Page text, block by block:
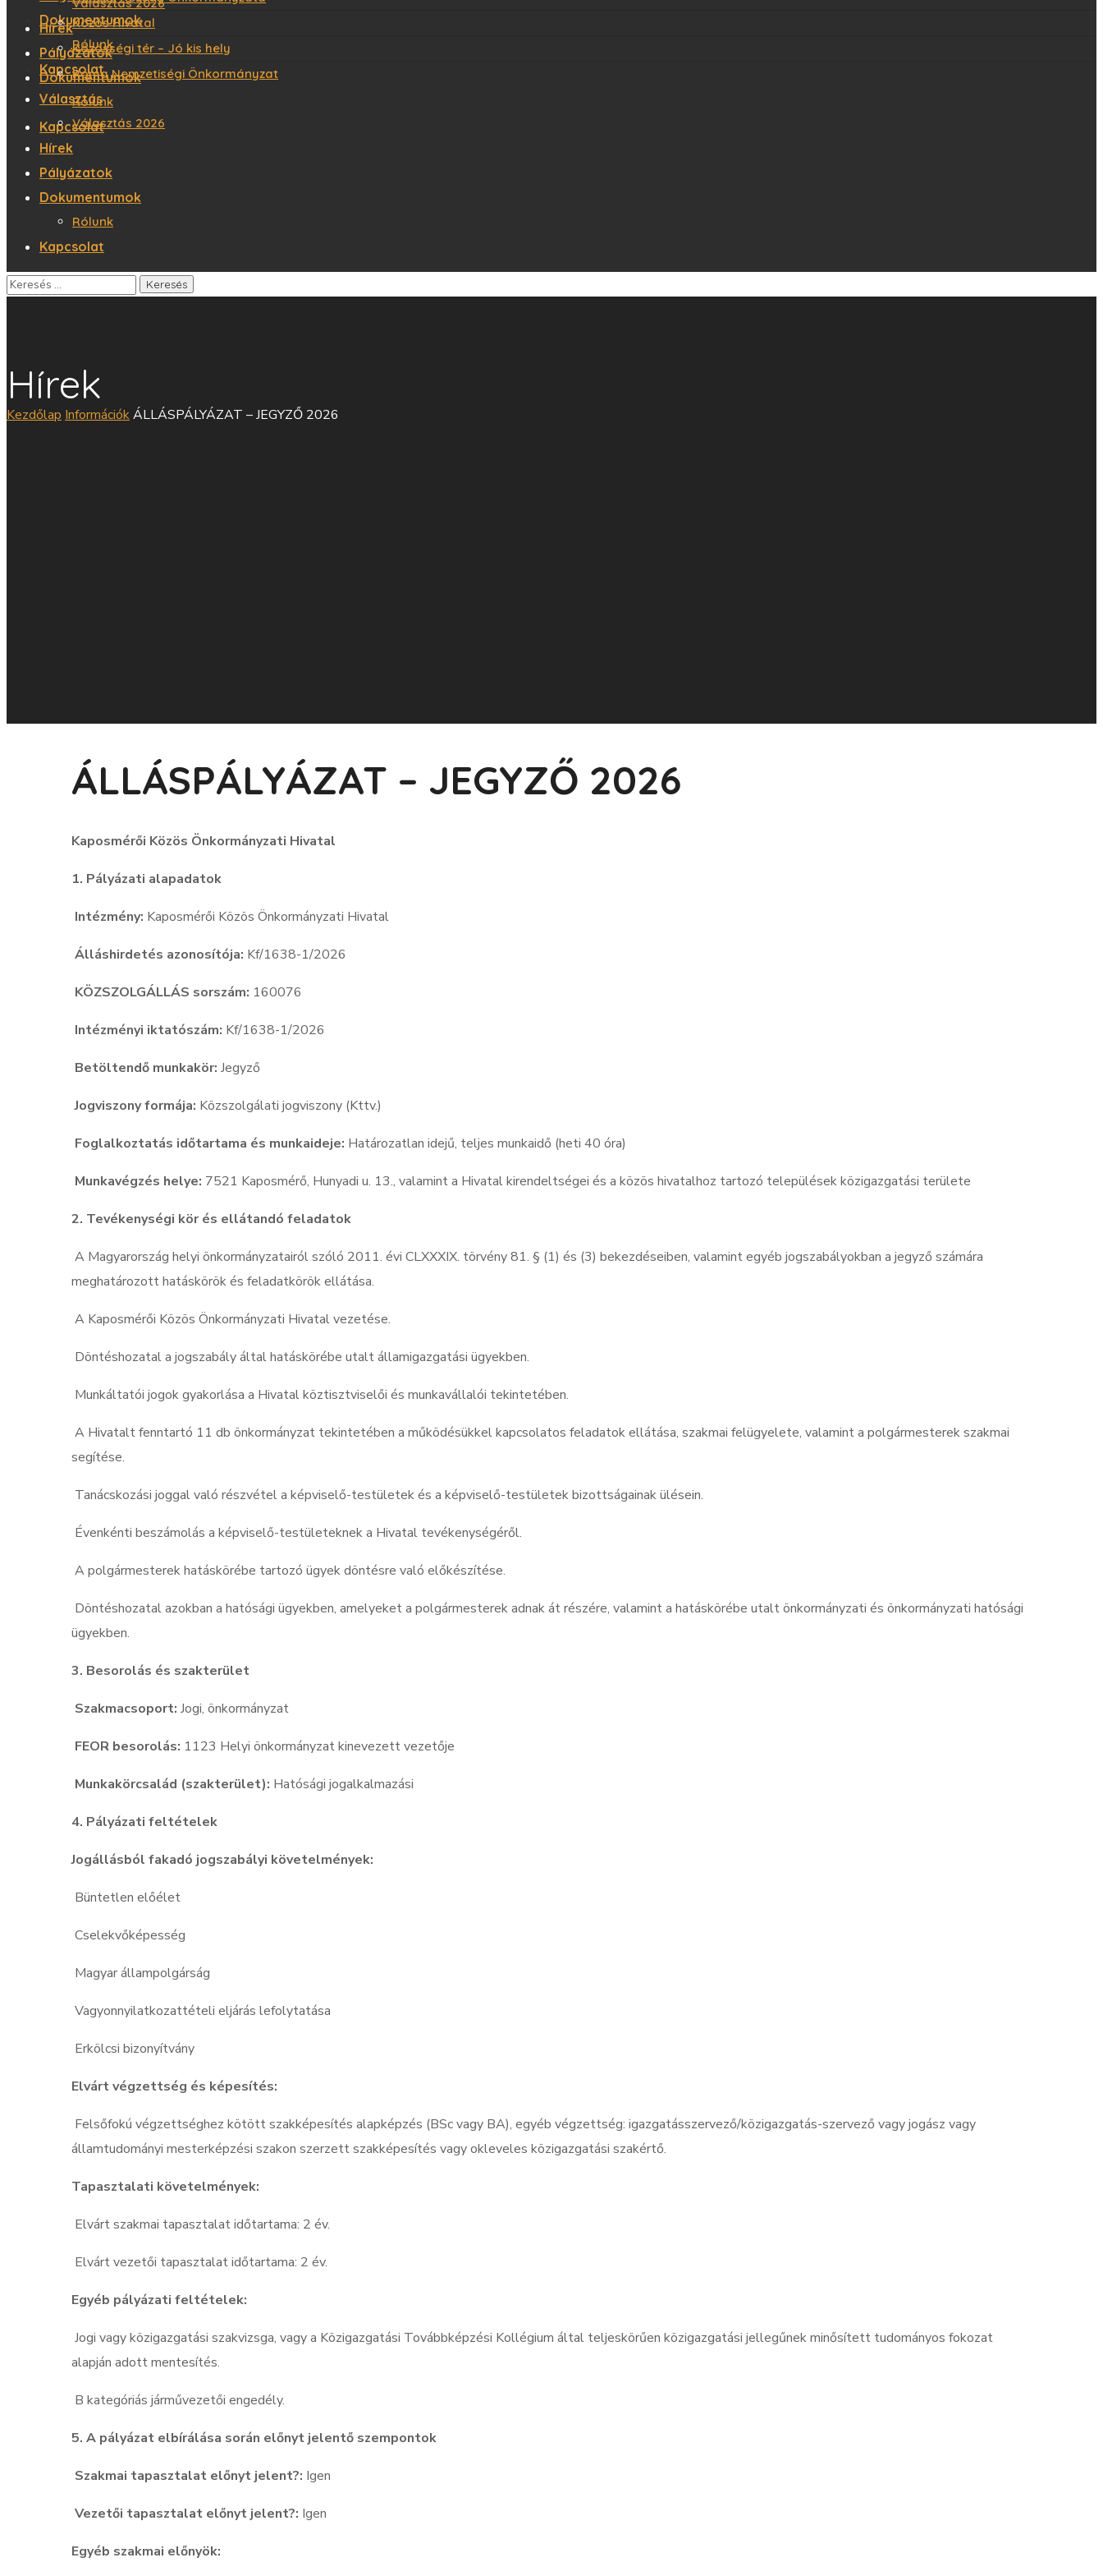
Dokumentumok
Rólunk
Kapcsolat
Hírek
Pályázatok
Dokumentumok
Rólunk
Kapcsolat
Közös Hivatal
Közösségi tér – Jó kis hely
Roma Nemzetiségi Önkormányzat
Választás
Választás 2026
Hírek
Pályázatok
Dokumentumok
Rólunk
Kapcsolat
Hírek
Kezdőlap InformációkÁLLÁSPÁLYÁZAT – JEGYZŐ 2026
ÁLLÁSPÁLYÁZAT – JEGYZŐ 2026
Kaposmérői Közös Önkormányzati Hivatal
1. Pályázati alapadatok
Intézmény: Kaposmérői Közös Önkormányzati Hivatal
Álláshirdetés azonosítója: Kf/1638-1/2026
KÖZSZOLGÁLLÁS sorszám: 160076
Intézményi iktatószám: Kf/1638-1/2026
Betöltendő munkakör: Jegyző
Jogviszony formája: Közszolgálati jogviszony (Kttv.)
Foglalkoztatás időtartama és munkaideje: Határozatlan idejű, teljes munkaidő (heti 40 óra)
Munkavégzés helye: 7521 Kaposmérő, Hunyadi u. 13., valamint a Hivatal kirendeltségei és a közös hivatalhoz tartozó települések közigazgatási területe
2. Tevékenységi kör és ellátandó feladatok
A Magyarország helyi önkormányzatairól szóló 2011. évi CLXXXIX. törvény 81. § (1) és (3) bekezdéseiben, valamint egyéb jogszabályokban a jegyző számára
meghatározott hatáskörök és feladatkörök ellátása.
A Kaposmérői Közös Önkormányzati Hivatal vezetése.
Döntéshozatal a jogszabály által hatáskörébe utalt államigazgatási ügyekben.
Munkáltatói jogok gyakorlása a Hivatal köztisztviselői és munkavállalói tekintetében.
A Hivatalt fenntartó 11 db önkormányzat tekintetében a működésükkel kapcsolatos feladatok ellátása, szakmai felügyelete, valamint a polgármesterek szakmai
segítése.
Tanácskozási joggal való részvétel a képviselő-testületek és a képviselő-testületek bizottságainak ülésein.
Évenkénti beszámolás a képviselő-testületeknek a Hivatal tevékenységéről.
A polgármesterek hatáskörébe tartozó ügyek döntésre való előkészítése.
Döntéshozatal azokban a hatósági ügyekben, amelyeket a polgármesterek adnak át részére, valamint a hatáskörébe utalt önkormányzati és önkormányzati hatósági
ügyekben.
3. Besorolás és szakterület
Szakmacsoport: Jogi, önkormányzat
FEOR besorolás: 1123 Helyi önkormányzat kinevezett vezetője
Munkakörcsalád (szakterület): Hatósági jogalkalmazási
4. Pályázati feltételek
Jogállásból fakadó jogszabályi követelmények:
Büntetlen előélet
Cselekvőképesség
Magyar állampolgárság
Vagyonnyilatkozattételi eljárás lefolytatása
Erkölcsi bizonyítvány
Elvárt végzettség és képesítés:
Felsőfokú végzettséghez kötött szakképesítés alapképzés (BSc vagy BA), egyéb végzettség: igazgatásszervező/közigazgatás-szervező vagy jogász vagy
államtudományi mesterképzési szakon szerzett szakképesítés vagy okleveles közigazgatási szakértő.
Tapasztalati követelmények:
Elvárt szakmai tapasztalat időtartama: 2 év.
Elvárt vezetői tapasztalat időtartama: 2 év.
Egyéb pályázati feltételek:
Jogi vagy közigazgatási szakvizsga, vagy a Közigazgatási Továbbképzési Kollégium által teljeskörűen közigazgatási jellegűnek minősített tudományos fokozat
alapján adott mentesítés.
B kategóriás járművezetői engedély.
5. A pályázat elbírálása során előnyt jelentő szempontok
Szakmai tapasztalat előnyt jelent?: Igen
Vezetői tapasztalat előnyt jelent?: Igen
Egyéb szakmai előnyök: